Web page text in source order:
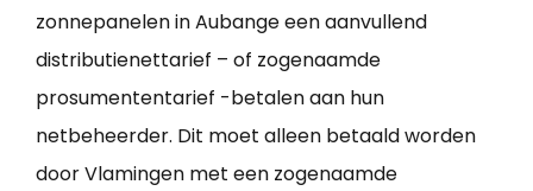
zonnepanelen in Aubange een aanvullend
distributienettarief – of zogenaamde
prosumententarief -betalen aan hun
netbeheerder. Dit moet alleen betaald worden
door Vlamingen met een zogenaamde